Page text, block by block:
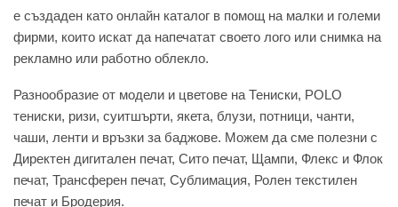
e създаден като онлайн каталог в помощ на малки и големи
фирми, които искат да напечатат своето лого или снимка на
рекламно или работно облекло.
Разнообразие от модели и цветове на Тениски, POLO
тениски, ризи, суитшърти, якета, блузи, потници, чанти,
чаши, ленти и връзки за баджове. Можем да сме полезни с
Директен дигитален печат, Сито печат, Щампи, Флекс и Флок
печат, Трансферен печат, Сублимация, Ролен текстилен
печат и Бродерия.